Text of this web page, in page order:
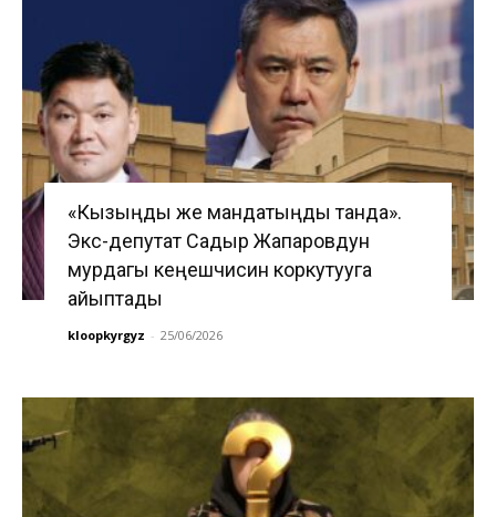
«Кызыңды же мандатыңды танда».
Экс-депутат Садыр Жапаровдун
мурдагы кеңешчисин коркутууга
айыптады
kloopkyrgyz - 25/06/2026